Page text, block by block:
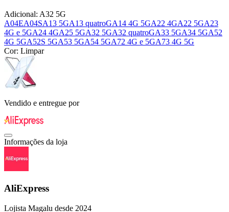
Adicional: A32 5G
A04EA04SA13 5GA13 quatroGA14 4G 5GA22 4GA22 5GA23
4G e 5GA24 4GA25 5GA32 5GA32 quatroGA33 5GA34 5GA52
4G 5GA52S 5GA53 5GA54 5GA72 4G e 5GA73 4G 5G
Cor: Limpar
Vendido e entregue por
Informações da loja
AliExpress
Lojista Magalu desde 2024